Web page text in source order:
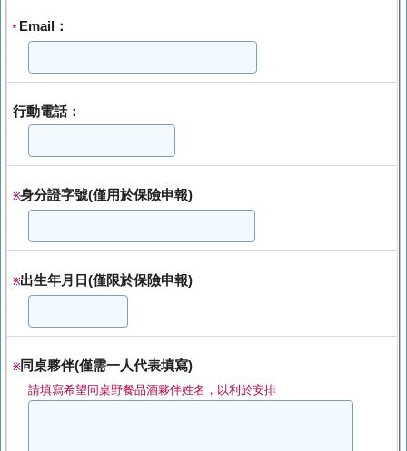
* Email：
行動電話：
※身分證字號(僅用於保險申報)
※出生年月日(僅限於保險申報)
※同桌夥伴(僅需一人代表填寫)
請填寫希望同桌野餐品酒夥伴姓名，以利於安排